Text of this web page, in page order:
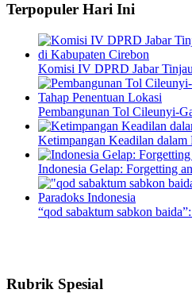
Terpopuler Hari Ini
Komisi IV DPRD Jabar
Pembangunan Tol Cileunyi-
Ketimpangan Keadilan dalam
Indonesia Gelap: Forgetting
“qod sabaktum sabkon
Rubrik Spesial